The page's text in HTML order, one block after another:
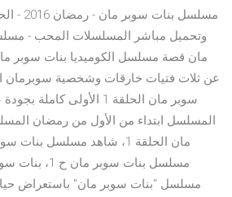
وتحميل مباشر المسلسلات المحب -
مان قصة مسلسل الكوميديا بنات سوبر
عن ثلات فتيات خارقات وشخصية سوبرمان
سوبر مان الحلقة 1 الأولى
المسلسل ابتداء من الأول من رمضان
مسلسل بنات
مسلسل "بنات سوبر مان" باستعراض